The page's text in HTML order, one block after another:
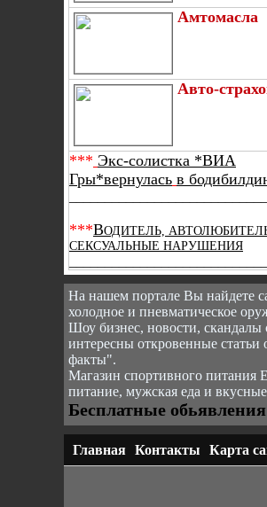
Амтомасла
Авто-
*** Экс-солистка *ВИА
Гры*вернулась в
***ВОДИТЕЛЬ,
СЕКСУАЛЬНЫЕ НАРУШЕНИЯ
На нашем портале Вы найдете
холодное и пневматическое
Шоу бизнес, новости, скандалы
интересны откровенные
факты".
Магазин спортивного питания
питание, мужская еда и
Бесплатные
Главная Контакты Карта